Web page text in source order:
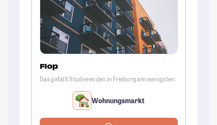
Flop
Das gefällt Studierenden in Freiburg am wenigsten:
Wohnungsmarkt